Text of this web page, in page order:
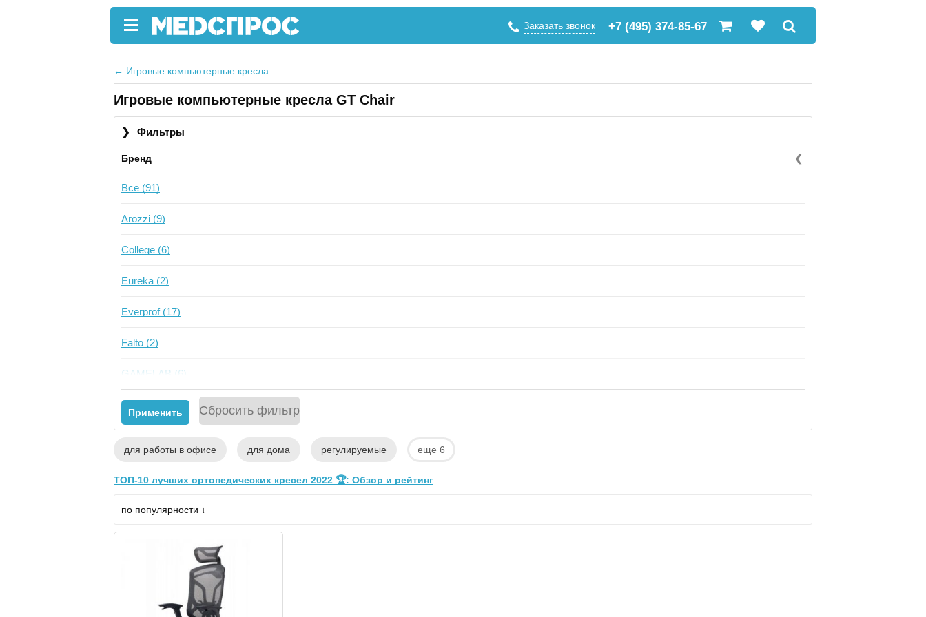
Заказать звонок +7 (495) 374-85-67
← Игровые компьютерные кресла
Игровые компьютерные кресла GT Chair
❯ Фильтры
Бренд ❮
Все (91)
Arozzi (9)
College (6)
Eureka (2)
Everprof (17)
Falto (2)
GAMELAB (6)
GT Chair (1)
Применить Сбросить фильтр
для работы в офисе для дома регулируемые еще 6
ТОП-10 лучших ортопедических кресел 2022 🏆: Обзор и рейтинг
по популярности ↓